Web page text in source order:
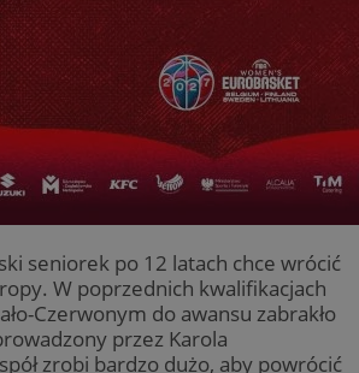
seniorek po 12 latach chce wrócić
W poprzednich kwalifikacjach
Czerwonym do awansu zabrakło
przez Karola
zrobi bardzo dużo, aby powrócić